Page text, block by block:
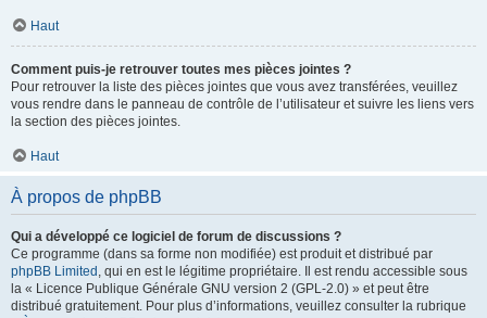
Haut
Comment puis-je retrouver toutes mes pièces jointes ?
Pour retrouver la liste des pièces jointes que vous avez transférées, veuillez
vous rendre dans le panneau de contrôle de l’utilisateur et suivre les liens vers
la section des pièces jointes.
Haut
À propos de phpBB
Qui a développé ce logiciel de forum de discussions ?
Ce programme (dans sa forme non modifiée) est produit et distribué par
phpBB Limited , qui en est le légitime propriétaire. Il est rendu accessible sous
la « Licence Publique Générale GNU version 2 (GPL-2.0) » et peut être
distribué gratuitement. Pour plus d’informations, veuillez consulter la rubrique